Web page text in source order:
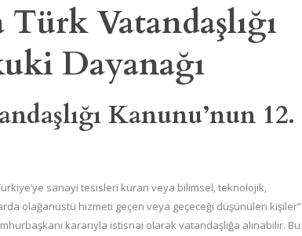
Vatandaşlığı
Dayanağı
Kanunu’nun 12.
sanayi tesisleri kuran veya bilimsel, teknolojik,
olağanüstü hizmeti geçen veya geçeceği düşünülen kişiler”
kararıyla istisnai olarak vatandaşlığa alınabilir. Bu